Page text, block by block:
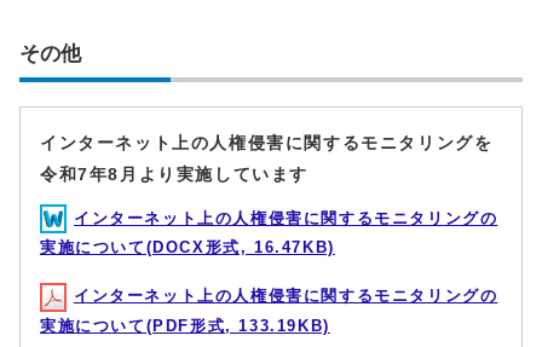
その他
インターネット上の人権侵害に関するモニタリングを
令和7年8月より実施しています
インターネット上の人権侵害に関するモニタリングの
実施について(DOCX形式, 16.47KB)
インターネット上の人権侵害に関するモニタリングの
実施について(PDF形式, 133.19KB)